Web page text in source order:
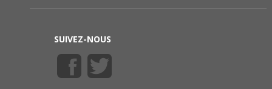
SUIVEZ-NOUS